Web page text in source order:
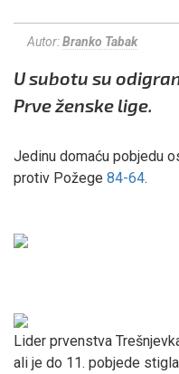
Autor:Branko Tabak
U subotu su
Prve ženske lige.
Jedinu domaću pobjedu
protiv Požege 84-64.
Lider prvenstva
ali je do 11. pobjede